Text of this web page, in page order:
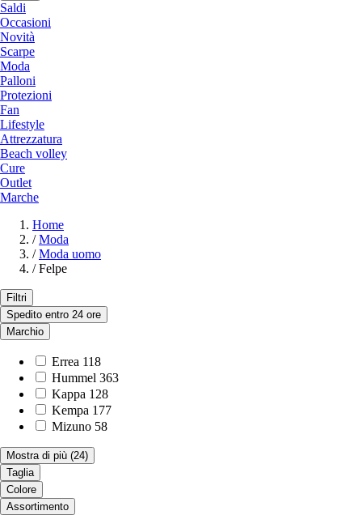
Saldi
Occasioni
Novità
Scarpe
Moda
Palloni
Protezioni
Fan
Lifestyle
Attrezzatura
Beach volley
Cure
Outlet
Marche
Home
/ Moda
/ Moda uomo
/ Felpe
Filtri
Spedito entro 24 ore
Marchio
Errea 118
Hummel 363
Kappa 128
Kempa 177
Mizuno 58
Mostra di più (24)
Taglia
Colore
Assortimento